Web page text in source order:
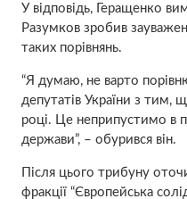
У відповідь, Геращенко
Разумков зробив
таких порівнянь.
“Я думаю, не варто
депутатів України з тим,
році. Це неприпустимо в
держави”, – обурився він.
Після цього трибуну
фракції “Європейська